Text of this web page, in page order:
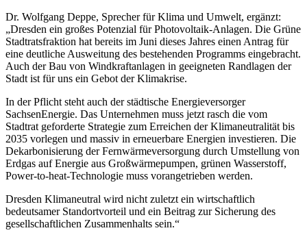
Dr. Wolfgang Deppe, Sprecher für Klima und Umwelt, ergänzt:
„Dresden ein großes Potenzial für Photovoltaik-Anlagen. Die Grüne
Stadtratsfraktion hat bereits im Juni dieses Jahres einen Antrag für
eine deutliche Ausweitung des bestehenden Programms eingebracht.
Auch der Bau von Windkraftanlagen in geeigneten Randlagen der
Stadt ist für uns ein Gebot der Klimakrise.
In der Pflicht steht auch der städtische Energieversorger
SachsenEnergie. Das Unternehmen muss jetzt rasch die vom
Stadtrat geforderte Strategie zum Erreichen der Klimaneutralität bis
2035 vorlegen und massiv in erneuerbare Energien investieren. Die
Dekarbonisierung der Fernwärmeversorgung durch Umstellung von
Erdgas auf Energie aus Großwärmepumpen, grünen Wasserstoff,
Power-to-heat-Technologie muss vorangetrieben werden.
Dresden Klimaneutral wird nicht zuletzt ein wirtschaftlich
bedeutsamer Standortvorteil und ein Beitrag zur Sicherung des
gesellschaftlichen Zusammenhalts sein.“